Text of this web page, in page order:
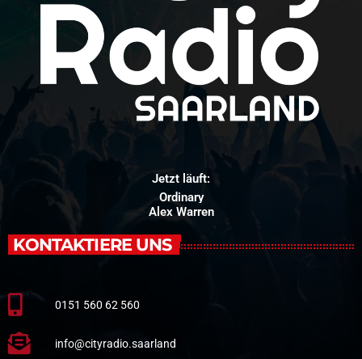
Jetzt läuft:
Ordinary
Alex Warren
KONTAKTIERE UNS
0151 560 62 560
info@cityradio.saarland